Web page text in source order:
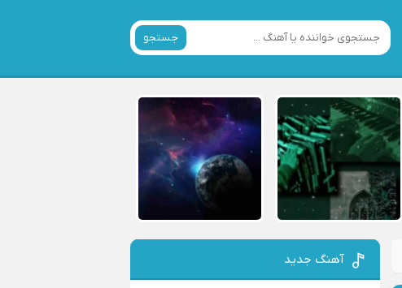
جستجو
آهنگ جدید